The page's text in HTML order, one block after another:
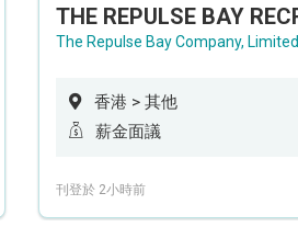
The Repulse Bay Company, Limited
香港 > 其他
薪金面議
刊登於 2小時前